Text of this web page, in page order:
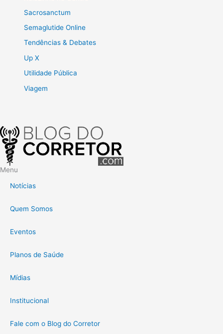
Sacrosanctum
Semaglutide Online
Tendências & Debates
Up X
Utilidade Pública
Viagem
Menu
Notícias
Quem Somos
Eventos
Planos de Saúde
Mídias
Institucional
Fale com o Blog do Corretor